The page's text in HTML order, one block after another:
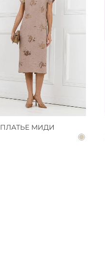
ПЛАТЬЕ МИДИ